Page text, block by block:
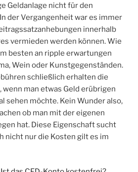
Geldanlage nicht für den
der Vergangenheit war es immer
innerhalb
vermieden werden können. Wie
besten an ripple erwartungen
Wein oder Kunstgegenständen.
schließlich erhalten die
wenn man etwas Geld erübrigen
sehen möchte. Kein Wunder also,
ob man mit der eigenen
hat. Diese Eigenschaft sucht
nicht nur die Kosten gilt es im